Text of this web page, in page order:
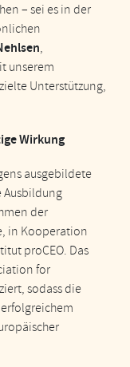
– sei es in der
,
unserem
Unterstützung,
Wirkung
ausgebildete
Ausbildung
der
in Kooperation
proCEO. Das
for
sodass die